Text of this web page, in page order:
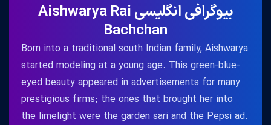
بیوگرافی انگلیسی Aishwarya Rai
Bachchan
Born into a traditional south Indian family, Aishwarya
started modeling at a young age. This green-blue-
eyed beauty appeared in advertisements for many
prestigious firms; the ones that brought her into
the limelight were the garden sari and the Pepsi ad.